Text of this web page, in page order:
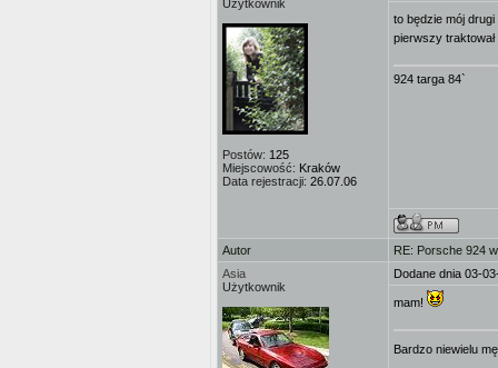
Użytkownik
Postów: 125
Miejscowość: Kraków
Data rejestracji: 26.07.06
to będzie mój
pierwszy
924 targa 84`
Autor
RE: Porsche 924
Asia
Użytkownik
Dodane dnia 03-
mam!
Bardzo niewielu